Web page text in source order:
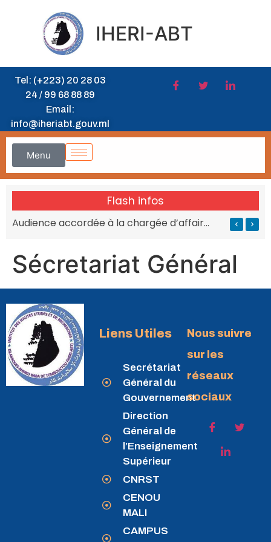
IHERI-ABT
Tel: (+223) 20 28 03
24 / 99 68 88 89
Email:
info@iheriabt.gouv.ml
Menu
Flash infos
Audience accordée à la chargée d’affaires de l’Afrique du Sud au MESRS du Mali
Sécretariat Général
Liens Utiles
Secrétariat
Général du
Gouvernement
Direction
Général de
l’Enseignement
Supérieur
CNRST
CENOU
MALI
CAMPUS
Nous suivre
sur les
réseaux
sociaux